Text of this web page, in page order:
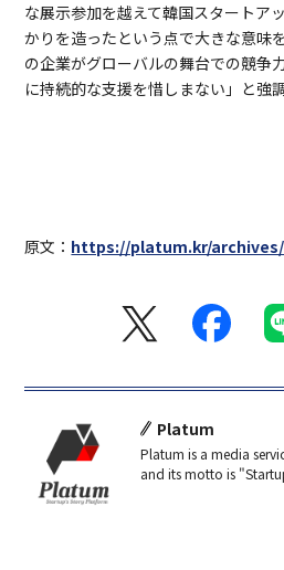
な展示参加を越えて韓国スタートア
かりを造ったという点で大きな意味
の企業がグローバルの舞台での競争
に持続的な支援を惜しまない」と強調
原文： https://platum.kr/archives/
Platum
Platum is a media
and its motto is